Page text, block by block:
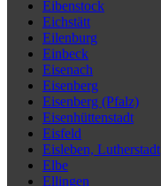
Eibenstock
Eichstätt
Eilenburg
Einbeck
Eisenach
Eisenberg
Eisenberg (Pfalz)
Eisenhüttenstadt
Eisfeld
Eisleben, Lutherstadt
Elbe
Ellingen